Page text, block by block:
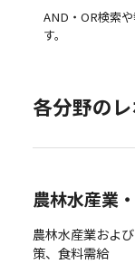
AND・OR検索
す。
各分野の
農林水産業
農林水産業およ
策、食料需給